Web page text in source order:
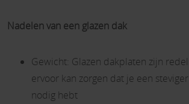
Nadelen van een glazen dak
Gewicht: Glazen dakplaten zijn
ervoor kan zorgen dat je een
nodig hebt